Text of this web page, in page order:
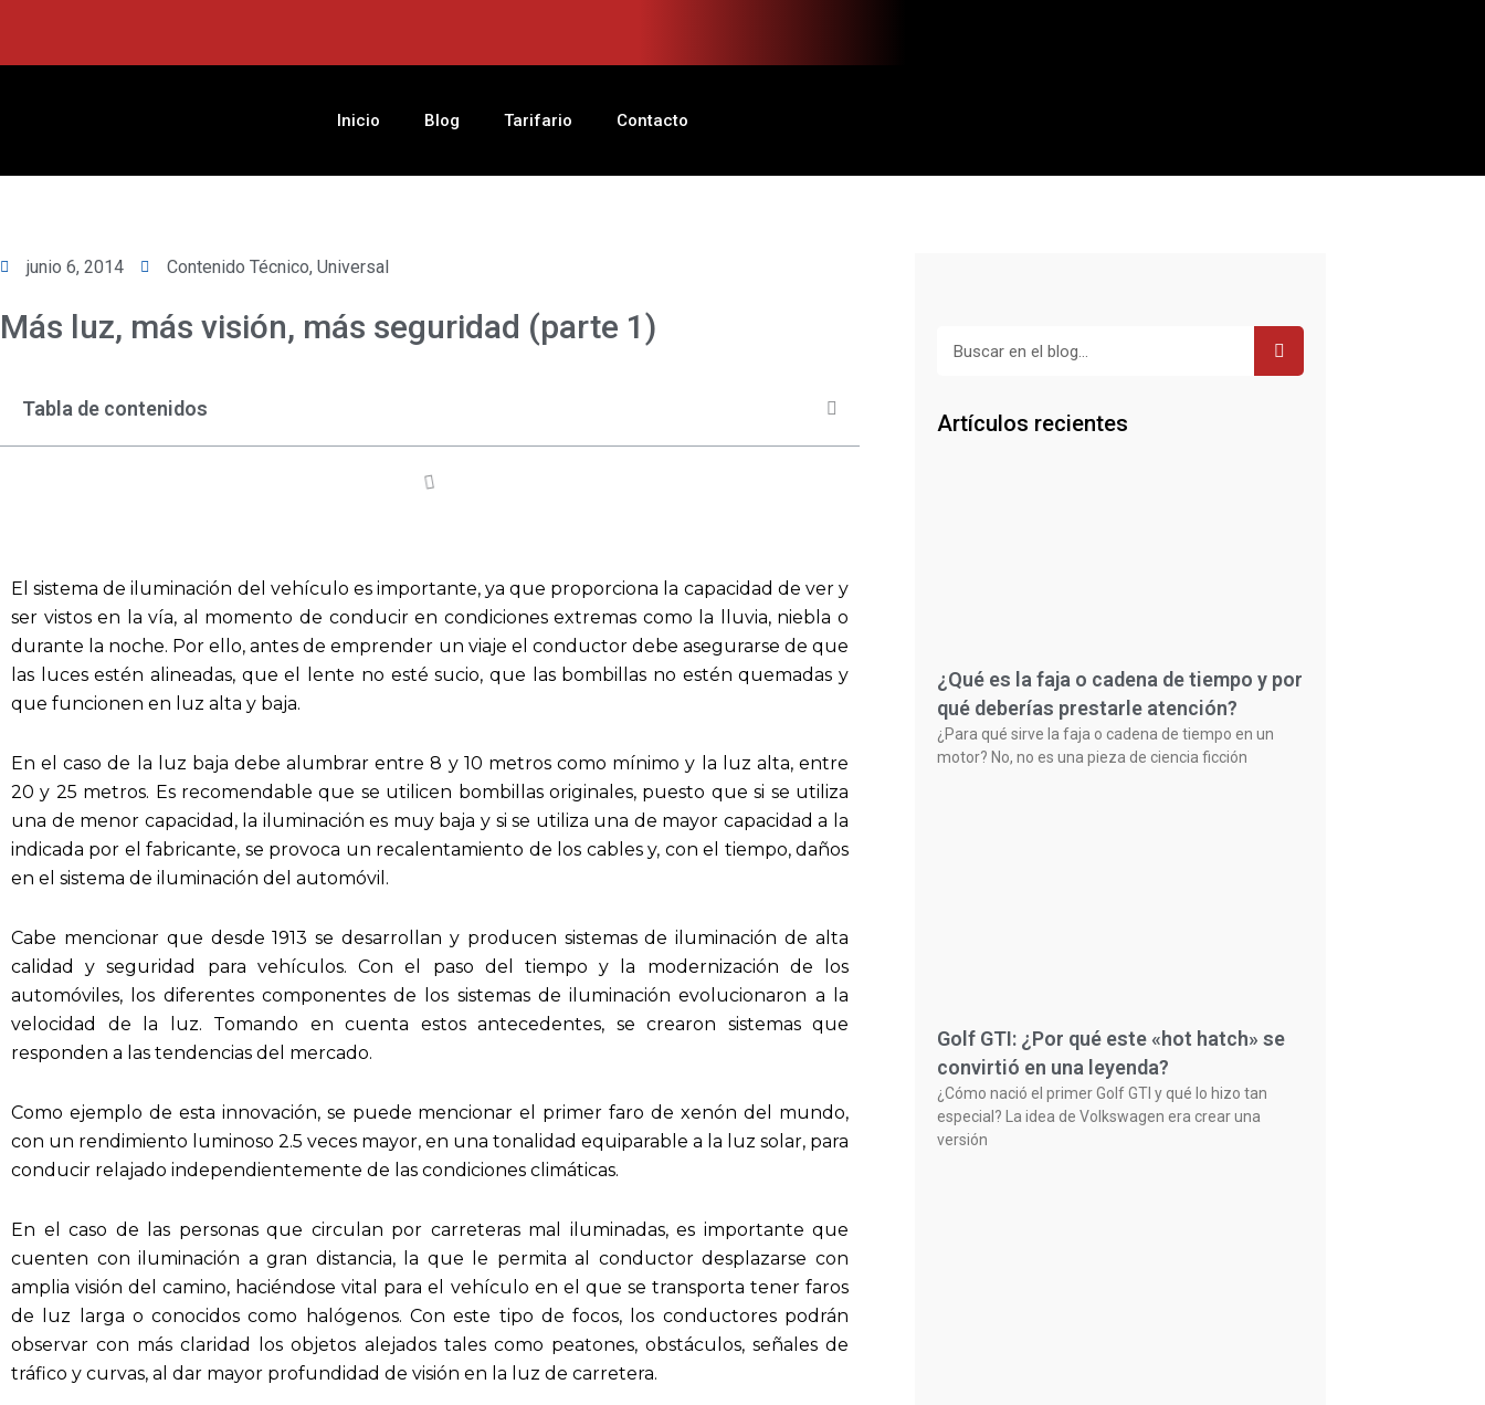
contenido
Inicio Blog Tarifario Contacto
junio 6, 2014 Contenido Técnico, Universal
Más luz, más visión, más seguridad (parte 1)
Tabla de contenidos
El sistema de iluminación del vehículo es importante, ya que proporciona la capacidad de ver y
ser vistos en la vía, al momento de conducir en condiciones extremas como la lluvia, niebla o
durante la noche. Por ello, antes de emprender un viaje el conductor debe asegurarse de que
las luces estén alineadas, que el lente no esté sucio, que las bombillas no estén quemadas y
que funcionen en luz alta y baja.
En el caso de la luz baja debe alumbrar entre 8 y 10 metros como mínimo y la luz alta, entre
20 y 25 metros. Es recomendable que se utilicen bombillas originales, puesto que si se utiliza
una de menor capacidad, la iluminación es muy baja y si se utiliza una de mayor capacidad a la
indicada por el fabricante, se provoca un recalentamiento de los cables y, con el tiempo, daños
en el sistema de iluminación del automóvil.
Cabe mencionar que desde 1913 se desarrollan y producen sistemas de iluminación de alta
calidad y seguridad para vehículos. Con el paso del tiempo y la modernización de los
automóviles, los diferentes componentes de los sistemas de iluminación evolucionaron a la
velocidad de la luz. Tomando en cuenta estos antecedentes, se crearon sistemas que
responden a las tendencias del mercado.
Como ejemplo de esta innovación, se puede mencionar el primer faro de xenón del mundo,
con un rendimiento luminoso 2.5 veces mayor, en una tonalidad equiparable a la luz solar, para
conducir relajado independientemente de las condiciones climáticas.
En el caso de las personas que circulan por carreteras mal iluminadas, es importante que
cuenten con iluminación a gran distancia, la que le permita al conductor desplazarse con
amplia visión del camino, haciéndose vital para el vehículo en el que se transporta tener faros
de luz larga o conocidos como halógenos. Con este tipo de focos, los conductores podrán
observar con más claridad los objetos alejados tales como peatones, obstáculos, señales de
tráfico y curvas, al dar mayor profundidad de visión en la luz de carretera.
Artículos recientes
¿Qué es la faja o cadena de tiempo y por
qué deberías prestarle atención?
¿Para qué sirve la faja o cadena de tiempo en un
motor? No, no es una pieza de ciencia ficción
Golf GTI: ¿Por qué este «hot hatch» se
convirtió en una leyenda?
¿Cómo nació el primer Golf GTI y qué lo hizo tan
especial? La idea de Volkswagen era crear una
versión